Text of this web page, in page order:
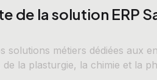
la solution ERP
solutions métiers dédiées aux
la plasturgie, la chimie et la